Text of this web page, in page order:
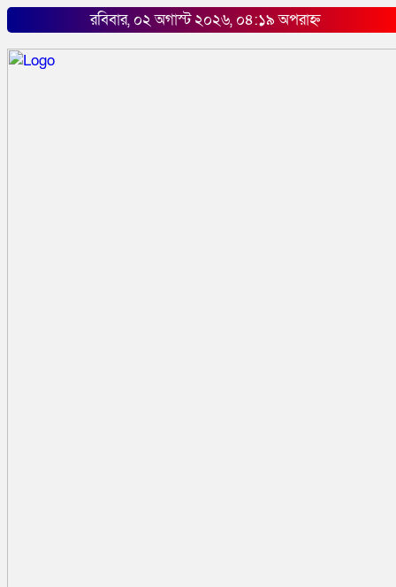
রবিবার, ০২ অগাস্ট ২০২৬, ০৪:১৯ অপরাহ্ন